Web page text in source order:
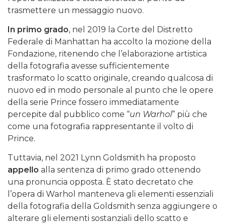
trasmettere un messaggio nuovo.
n primo grado, nel 2019 la Corte del Distretto
Federale di Manhattan ha accolto la mozione della
Fondazione, ritenendo che l’elaborazione artistica
della fotografia avesse sufficientemente
trasformato lo scatto originale, creando qualcosa di
nuovo ed in modo personale al punto che le opere
della serie Prince fossero immediatamente
percepite dal pubblico come “un Warhol” più che
come una fotografia rappresentante il volto di
Prince.
Tuttavia, nel 2021 Lynn Goldsmith ha proposto
appello alla sentenza di primo grado ottenendo
una pronuncia opposta. È stato decretato che
l’opera di Warhol manteneva gli elementi essenziali
della fotografia della Goldsmith senza aggiungere o
alterare gli elementi sostanziali dello scatto e